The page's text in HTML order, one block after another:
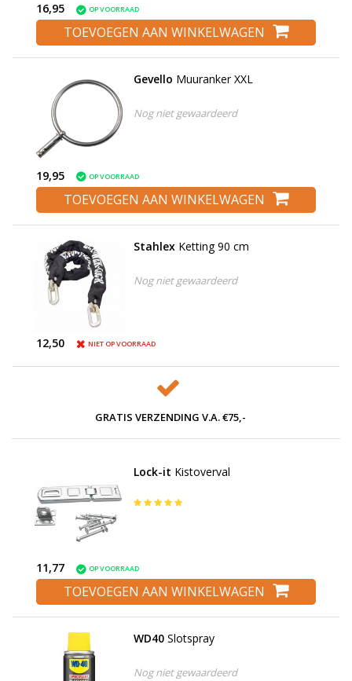
16,95 OP VOORRAAD
TOEVOEGEN AAN WINKELWAGEN
Gevello Muuranker XXL
Nog niet gewaardeerd
19,95 OP VOORRAAD
TOEVOEGEN AAN WINKELWAGEN
Stahlex Ketting 90 cm
Nog niet gewaardeerd
12,50 NIET OP VOORRAAD
GRATIS VERZENDING V.A. €75,-
Lock-it Kistoverval
11,77 OP VOORRAAD
TOEVOEGEN AAN WINKELWAGEN
WD40 Slotspray
Nog niet gewaardeerd